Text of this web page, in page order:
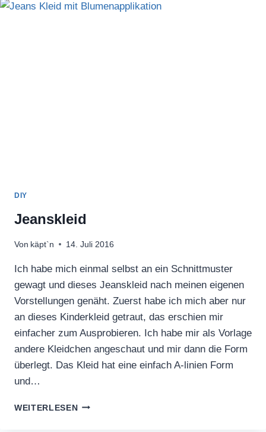
DIY
Jeanskleid
Von käpt`n 14. Juli 2016
Ich habe mich einmal selbst an ein Schnittmuster
gewagt und dieses Jeanskleid nach meinen eigenen
Vorstellungen genäht. Zuerst habe ich mich aber nur
an dieses Kinderkleid getraut, das erschien mir
einfacher zum Ausprobieren. Ich habe mir als Vorlage
andere Kleidchen angeschaut und mir dann die Form
überlegt. Das Kleid hat eine einfach A-linien Form
und…
WEITERLESENJEANSKLEID